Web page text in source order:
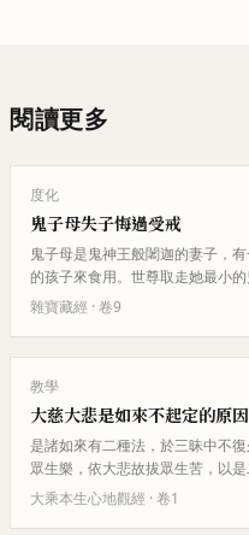
閱讀更多
度化
鬼子母失子悔過受戒
鬼子母是鬼神王般闍迦的妻子，
的孩子來食用。世尊取走她最小
天不得，痛苦萬分，來求世尊。…
雜寶藏經 · 卷9
教學
大慈大悲是如來不起定的原因
是諸如來有二種法，於三昧中不
眾生樂，依大悲故拔眾生苦，以
大乘本生心地觀經 · 卷1